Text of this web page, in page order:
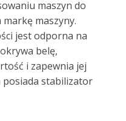
maszyn do
maszyny.
jest odporna na
belę,
i zapewnia jej
posiada stabilizator